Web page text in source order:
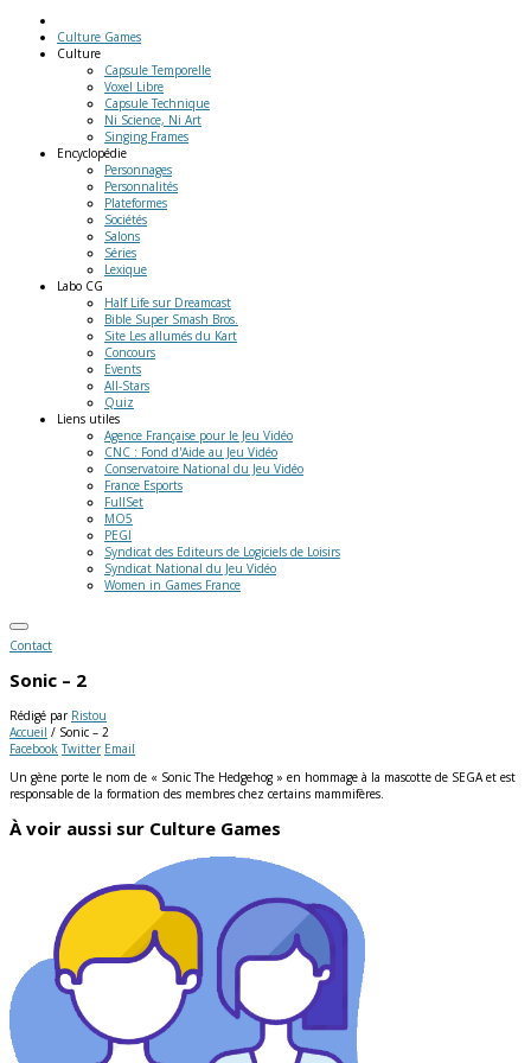
Culture Games
Culture
Capsule Temporelle
Voxel Libre
Capsule Technique
Ni Science, Ni Art
Singing Frames
Encyclopédie
Personnages
Personnalités
Plateformes
Sociétés
Salons
Séries
Lexique
Labo CG
Half Life sur Dreamcast
Bible Super Smash Bros.
Site Les allumés du Kart
Concours
Events
All-Stars
Quiz
Liens utiles
Agence Française pour le Jeu Vidéo
CNC : Fond d'Aide au Jeu Vidéo
Conservatoire National du Jeu Vidéo
France Esports
FullSet
MO5
PEGI
Syndicat des Editeurs de Logiciels de Loisirs
Syndicat National du Jeu Vidéo
Women in Games France
Contact
Sonic – 2
Rédigé par Ristou
Accueil / Sonic – 2
Facebook Twitter Email
Un gène porte le nom de « Sonic The Hedgehog » en hommage à la mascotte de SEGA et est
responsable de la formation des membres chez certains mammifères.
À voir aussi sur Culture Games